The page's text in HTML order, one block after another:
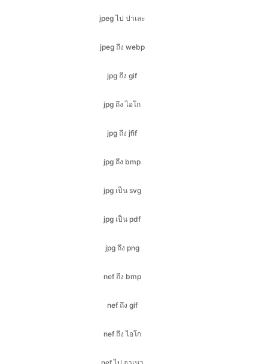
jpg ถึง gif
jpg ถึง ไอโก
jpg ถึง jfif
jpg ถึง bmp
jpg เป็น svg
jpg เป็น pdf
jpg ถึง png
nef ถึง bmp
nef ถึง gif
nef ถึง ไอโก
nef ไป จาเนา
nef ถึง jpeg